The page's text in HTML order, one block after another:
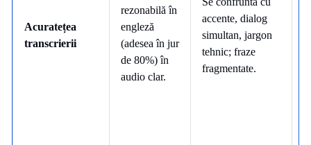
Acuratețea
transcrierii
rezonabilă în
engleză
(adesea în jur
de 80%) în
audio clar.
accente, dialog
simultan, jargon
tehnic; fraze
fragmentate.